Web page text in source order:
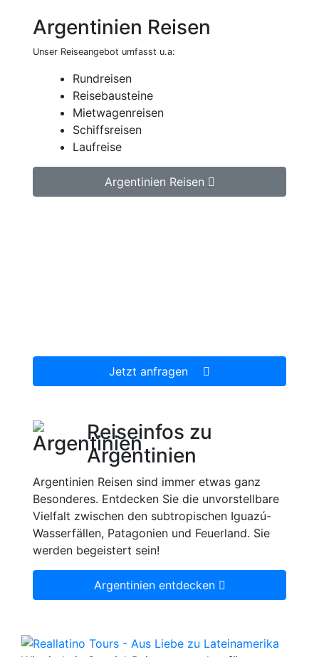
Argentinien Reisen
Unser Reiseangebot umfasst u.a:
Rundreisen
Reisebausteine
Mietwagenreisen
Schiffsreisen
Laufreise
Argentinien Reisen
Jetzt anfragen
Reiseinfos zu
Argentinien
Argentinien Reisen sind immer etwas ganz
Besonderes. Entdecken Sie die unvorstellbare
Vielfalt zwischen den subtropischen Iguazú-
Wasserfällen, Patagonien und Feuerland. Sie
werden begeistert sein!
Argentinien entdecken